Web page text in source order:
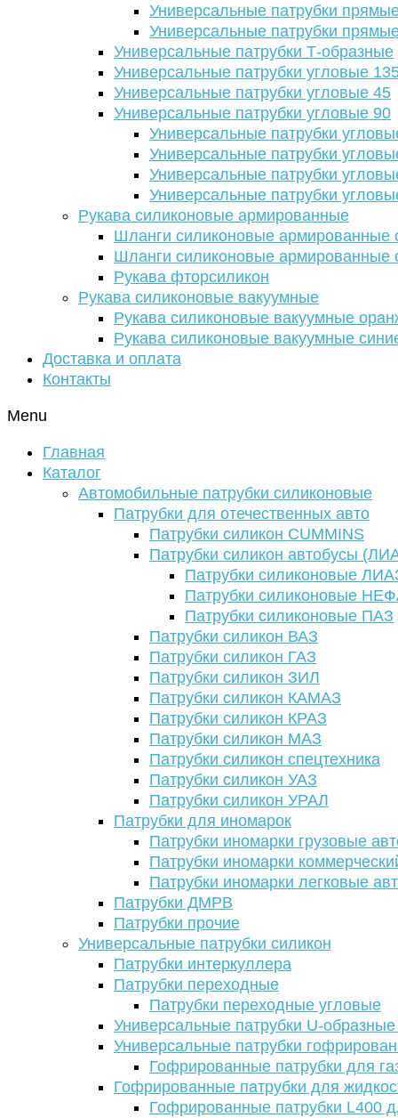
Универсальные патрубки
Универсальные патрубки
Универсальные патрубки Т-образные
Универсальные патрубки угловые
Универсальные патрубки угловые 45
Универсальные патрубки угловые 90
Универсальные патрубки
Универсальные патрубки
Универсальные патрубки
Универсальные патрубки
Рукава силиконовые армированные
Шланги силиконовые армированные
Шланги силиконовые армированные
Рукава фторсиликон
Рукава силиконовые вакуумные
Рукава силиконовые вакуумные
Рукава силиконовые вакуумные
Доставка и оплата
Контакты
Menu
Главная
Каталог
Автомобильные патрубки силиконовые
Патрубки для отечественных авто
Патрубки силикон CUMMINS
Патрубки силикон автобусы
Патрубки силиконовые
Патрубки силиконовые
Патрубки силиконовые ПАЗ
Патрубки силикон ВАЗ
Патрубки силикон ГАЗ
Патрубки силикон ЗИЛ
Патрубки силикон КАМАЗ
Патрубки силикон КРАЗ
Патрубки силикон МАЗ
Патрубки силикон спецтехника
Патрубки силикон УАЗ
Патрубки силикон УРАЛ
Патрубки для иномарок
Патрубки иномарки грузовые
Патрубки иномарки
Патрубки иномарки легковые
Патрубки ДМРВ
Патрубки прочие
Универсальные патрубки силикон
Патрубки интеркуллера
Патрубки переходные
Патрубки переходные угловые
Универсальные патрубки U-
Универсальные патрубки
Гофрированные патрубки для
Гофрированные патрубки для
Гофрированные патрубки L400